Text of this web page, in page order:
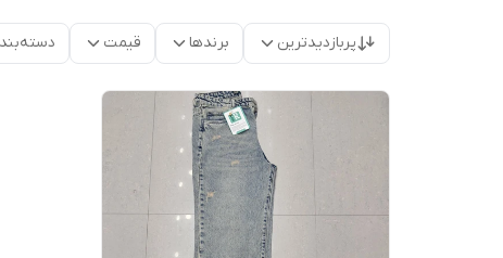
پربازدیدترین برندها قیمت